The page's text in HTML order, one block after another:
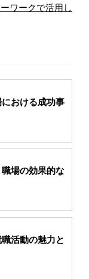
ワークで活用し
おける成功事
場の効果的な
活動の魅力と